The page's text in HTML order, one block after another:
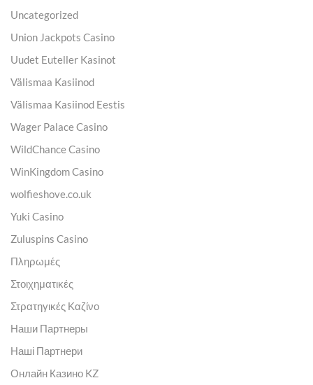
Uncategorized
Union Jackpots Casino
Uudet Euteller Kasinot
Välismaa Kasiinod
Välismaa Kasiinod Eestis
Wager Palace Casino
WildChance Casino
WinKingdom Casino
wolfieshove.co.uk
Yuki Casino
Zuluspins Casino
Πληρωμές
Στοιχηματικές
Στρατηγικές Καζίνο
Наши Партнеры
Наші Партнери
Онлайн Казино KZ